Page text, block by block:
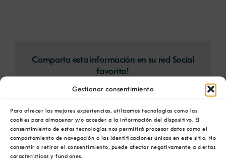
Gestionar consentimiento
Para ofrecer las mejores experiencias, utilizamos tecnologías como las
cookies para almacenar y/o acceder a la información del dispositivo. El
consentimiento de estas tecnologías nos permitirá procesar datos como el
comportamiento de navegación o las identificaciones únicas en este sitio. No
consentir o retirar el consentimiento, puede afectar negativamente a ciertas
características y funciones.
Comparta esta información en su red Social
favorita!
Facebook BlueskyRedditLinkedInWhatsAppTelegram
Pinterest
electrónico